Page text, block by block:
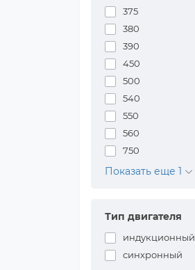
375
380
390
450
500
540
550
560
750
Показать еще 1
Тип двигателя
индукционный
синхронный